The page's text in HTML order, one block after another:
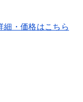
細・価格はこちら